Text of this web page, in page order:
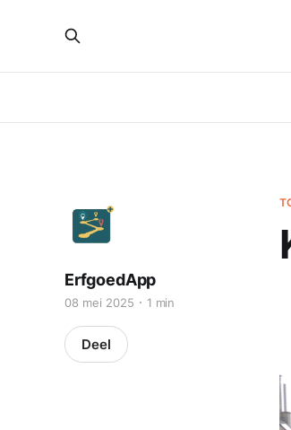
ErfgoedApp
08 mei 2025 1 min
Deel